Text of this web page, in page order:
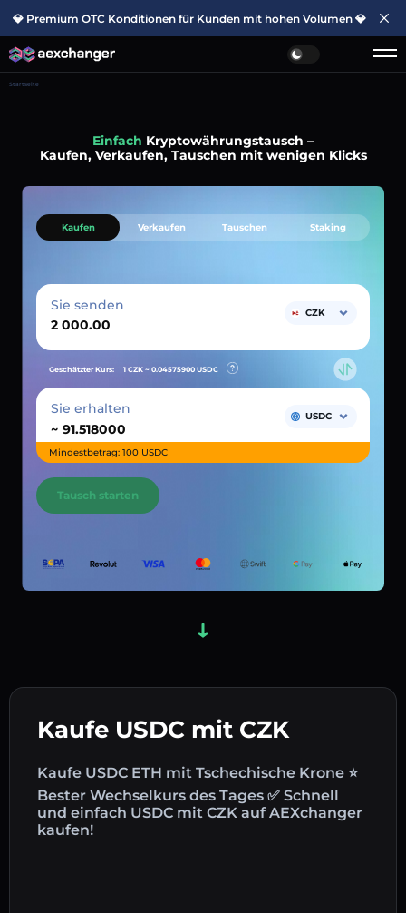
💎 Premium OTC Konditionen für Kunden mit hohen Volumen 💎
Startseite
Einfach Kryptowährungstausch –
Kaufen, Verkaufen, Tauschen mit wenigen Klicks
Kaufe USDC mit CZK
Kaufe USDC ETH mit Tschechische Krone ⭐
Bester Wechselkurs des Tages ✅ Schnell
und einfach USDC mit CZK auf AEXchanger
kaufen!
Kaufen Verkaufen Tauschen Staking
Sie senden CZK
Geschätzter Kurs: 1 CZK ~ 0.04575900 USDC
Sie erhalten
~
USDC
Mindestbetrag: 100 USDC
Tausch starten